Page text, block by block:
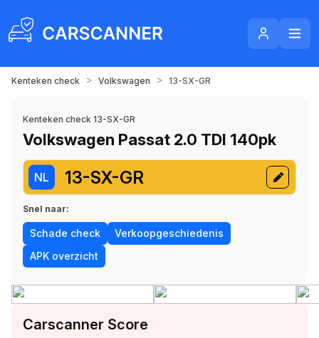
Kenteken check > Volkswagen > 13-SX-GR
Kenteken check 13-SX-GR
Volkswagen Passat 2.0 TDI 140pk
NL 13-SX-GR
Snel naar:
Schade check
Verkoopgeschiedenis
APK overzicht
Carscanner Score